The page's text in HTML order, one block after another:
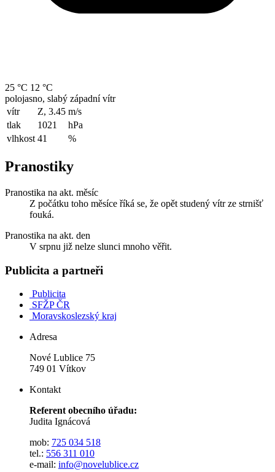
25 °C 12 °C
polojasno, slabý západní vítr
vítr
Z, 3.45 m/s
tlak
1021
hPa
vlhkost 41 %
Pranostiky
Pranostika na akt. měsíc
Z počátku toho měsíce říká se, že opět studený vítr ze strnišť
fouká.
Pranostika na akt. den
V srpnu již nelze slunci mnoho věřit.
Publicita a partneři
Publicita
SFŽP ČR
Moravskoslezský kraj
Adresa
Nové Lublice 75
749 01 Vítkov
Kontakt
Referent obecního úřadu:
Judita Ignácová
mob: 725 034 518
tel.: 556 311 010
e-mail: info@novelublice.cz